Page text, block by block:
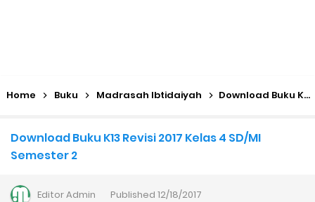
Daftar Penerima PIP MI, MTs, dan MA Tahap I 2026
Kalender Pendidikan Madrasah 2026/2027 | Excel & PDF (Ditjen
Home Buku Madrasah Ibtidaiyah Download Buku K13 Revisi 2017 Kelas 4 SD/MI Semester 2
Download Buku K13 Revisi 2017 Kelas 4 SD/MI
Semester 2
EditorAdmin Published 12/18/2017